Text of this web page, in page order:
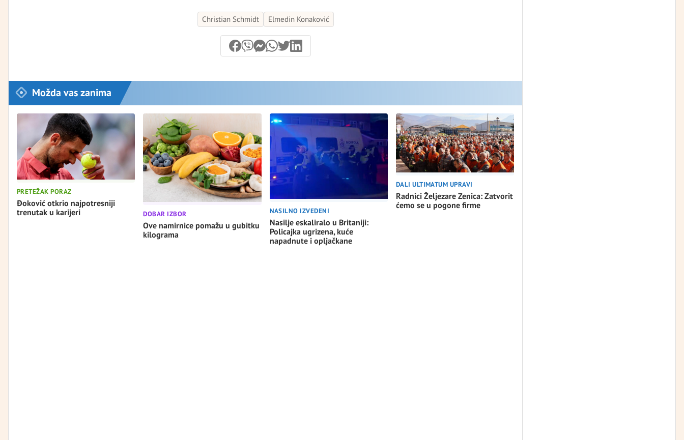
Christian Schmidt Elmedin Konaković
Možda vas zanima
PRETEŽAK PORAZ
Đoković otkrio najpotresniji
trenutak u karijeri
DOBAR IZBOR
Ove namirnice pomažu u gubitku
kilograma
NASILNO IZVEDENI
Nasilje eskaliralo u Britaniji:
Policajka ugrizena, kuće
napadnute i opljačkane
DALI ULTIMATUM UPRAVI
Radnici Željezare Zenica: Zatvorit
ćemo se u pogone firme